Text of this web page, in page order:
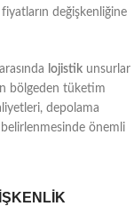
değişkenliğine
lojistik unsurlar
bölgeden tüketim
depolama
önemli